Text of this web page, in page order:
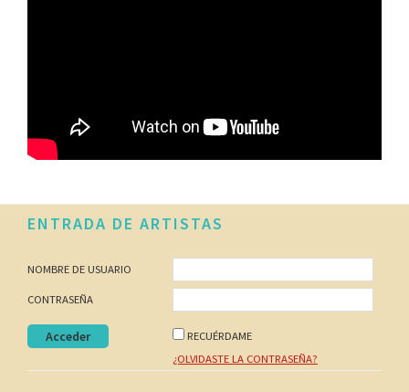
Footer
ENTRADA DE ARTISTAS
NOMBRE DE USUARIO
CONTRASEÑA
RECUÉRDAME
¿OLVIDASTE LA CONTRASEÑA?